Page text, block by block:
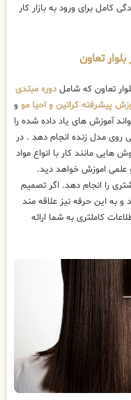
کامل برای ورود به بازار کار
تعاون
تعاون که شاملدوره مبتدی
پیشرفته کراتین و احیا مو و
آموزش های یاد داده شده را
روی مدل زنده انجام دهد . در
هایی مانند کار با انواع مواد
علمی اموزش خواهد دید.
را انجام دهد. اگر تصمیم
و به این حرفه نیز علاقه مند
کاملتری به شما ارائه